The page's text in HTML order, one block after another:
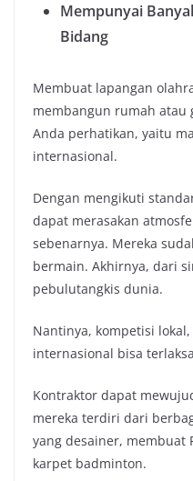
Mempunyai
Bidang
Membuat lapangan
membangun rumah atau
Anda perhatikan, yaitu
internasional.
Dengan mengikuti
dapat merasakan
sebenarnya. Mereka
bermain. Akhirnya, dari
pebulutangkis dunia.
Nantinya, kompetisi
internasional bisa
Kontraktor dapat
mereka terdiri dari
yang desainer, membuat
karpet badminton.